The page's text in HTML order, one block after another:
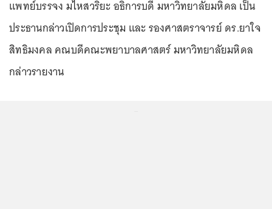
แพทย์บรรจง มไหสวริยะ อธิการบดี มหาวิทยาลัยมหิดล เป็น
ประธานกล่าวเปิดการประชุม และ รองศาสตราจารย์ ดร.ยาใจ
สิทธิมงคล คณบดีคณะพยาบาลศาสตร์ มหาวิทยาลัยมหิดล
กล่าวรายงาน